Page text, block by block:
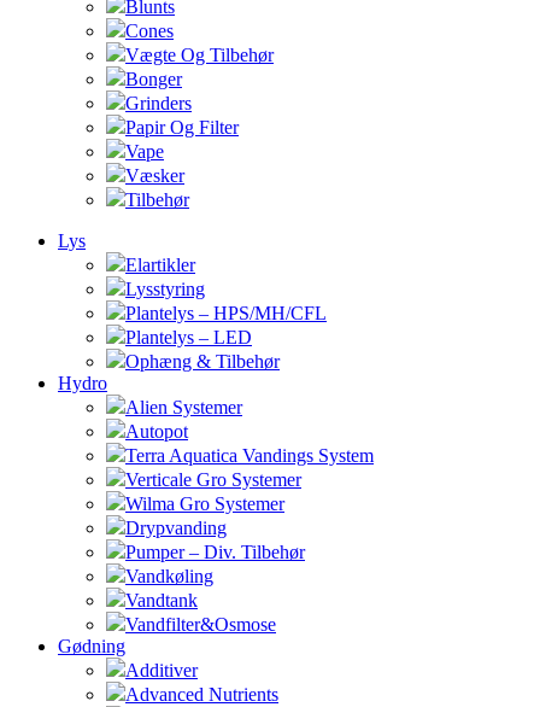
Blunts
Cones
Vægte Og Tilbehør
Bonger
Grinders
Papir Og Filter
Vape
Væsker
Tilbehør
Lys
Elartikler
Lysstyring
Plantelys – HPS/MH/CFL
Plantelys – LED
Ophæng & Tilbehør
Hydro
Alien Systemer
Autopot
Terra Aquatica Vandings System
Verticale Gro Systemer
Wilma Gro Systemer
Drypvanding
Pumper – Div. Tilbehør
Vandkøling
Vandtank
Vandfilter&Osmose
Gødning
Additiver
Advanced Nutrients